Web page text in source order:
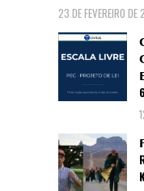
23 DE FEVEREIRO